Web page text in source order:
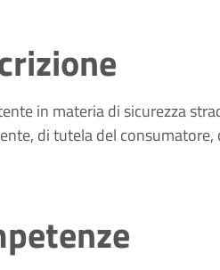
in materia di sicurezza
di tutela del